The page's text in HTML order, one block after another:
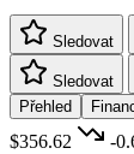
Sledovat
Sledovat
Přehled
$356.62 -